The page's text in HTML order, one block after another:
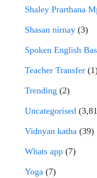
Shaley Prarthana
Shasan nirnay (3)
Spoken English
Teacher Transfer
Trending (2)
Uncategorised
Vidnyan katha (39)
Whats app (7)
Yoga (7)